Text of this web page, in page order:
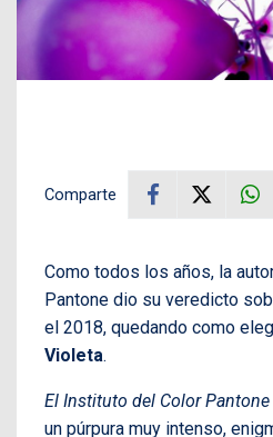
Comparte
Como todos los años, la
Pantone dio su veredicto
el 2018, quedando como
Violeta.
El Instituto del Color Pantone
un púrpura muy intenso,